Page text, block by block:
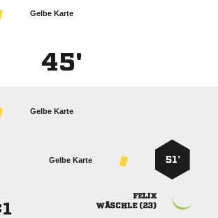
Gelbe Karte
45'
Gelbe Karte
51’
Gelbe Karte

 
